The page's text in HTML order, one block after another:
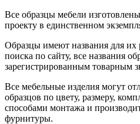
Все образцы мебели
проекту в единственном
Образцы имеют названия для их
поиска по сайту, все названия
зарегистрированным товарным
Все мебельные изделия могут
образцов по цвету, размеру,
способами монтажа и
фурнитуры.